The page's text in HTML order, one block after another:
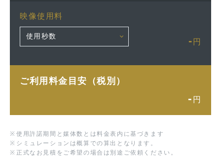
映像使用料
- 円
ご利用料金目安（税別）
- 円
※ 使用許諾期間と媒体数とは料金表内に基づきます
※ シミュレーションは概算での算出となります。
※ 正式なお見積をご希望の場合は別途ご依頼ください。